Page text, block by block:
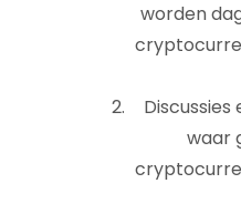
worden
waar